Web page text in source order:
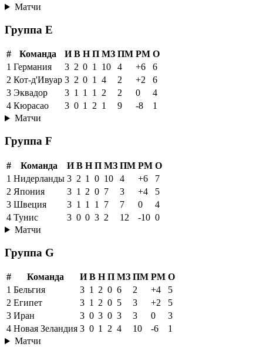
Матчи
Группа E
# Команда И В Н П МЗ ПМ РМ О
1 Германия 3 2 0 1 10 4 +6
6
2 Кот-д'Ивуар 3 2 0 1 4 2 +2
6
3 Эквадор 3 1 1 1 2 2 0
4
4 Кюрасао 3 0 1 2 1 9 -8
1
Матчи
Группа F
# Команда И В Н П МЗ ПМ РМ О
1 Нидерланды 3 2 1 0 10 4 +6
7
2 Япония 3 1 2 0 7 3 +4
5
3 Швеция 3 1 1 1 7 7 0
4
4 Тунис 3 0 0 3 2 12 -10 0
Матчи
Группа G
# Команда И В Н П МЗ ПМ РМ О
1 Бельгия 3 1 2 0 6 2 +4
5
2 Египет 3 1 2 0 5 3 +2
5
3 Иран 3 0 3 0 3 3 0
3
4 Новая Зеландия 3 0 1 2 4 10 -6
1
Матчи